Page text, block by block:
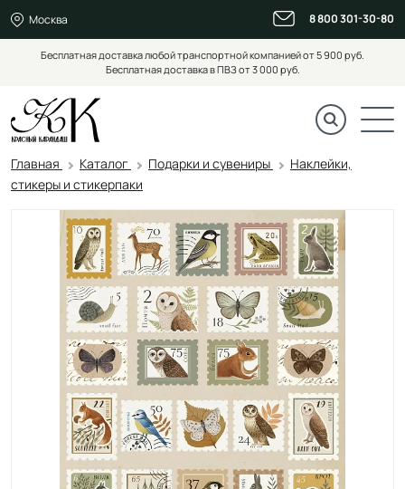
Москва 8 800 301-30-80
Бесплатная доставка любой транспортной компанией от 5 900 руб.
Бесплатная доставка в ПВЗ от 3 000 руб.
Главная Каталог Подарки и сувениры
Наклейки,
стикеры и стикерпаки